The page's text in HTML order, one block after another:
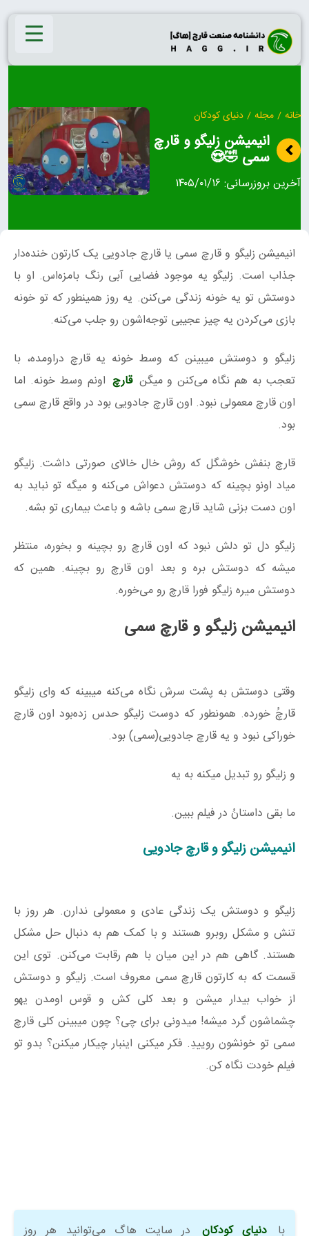
Skip
content
خانه / مجله / دنیای کودکان
انیمیشن زلیگو و قارچ
سمی 🤣😍
آخرین بروزرسانی: ۱۴۰۵/۰۱/۱۶
انیمیشن زلیگو و قارچ سمی یا قارچ جادویی یک کارتون خنده‌دار
جذاب است. زلیگو یه موجود فضایی آبی رنگ بامزه‌اس. او با
دوستش تو یه خونه زندگی می‌کنن. یه روز همینطور که تو خونه
بازی می‌کردن یه چیز عجیبی توجه‌اشون رو جلب می‌کنه.
زلیگو و دوستش میبینن که وسط خونه یه قارچ دراومده، با
تعجب به هم نگاه می‌کنن و میگن قارچ اونم وسط خونه. اما
اون قارچ‌ معمولی نبود. اون قارچ جادویی بود در واقع قارچ سمی
بود.
قارچ‌ بنفش خوشگل که روش خال خالای صورتی داشت. زلیگو
میاد اونو بچینه که دوستش دعواش می‌کنه و میگه تو نباید به
اون دست بزنی شاید قارچ سمی باشه و باعث بیماری تو بشه.
زلیگو دل تو دلش نبود که اون قارچ رو بچینه و بخوره، منتظر
میشه که دوستش بره و بعد اون قارچ رو بچینه. همین که
دوستش میره زلیگو فورا قارچ رو می‌خوره.
انیمیشن زلیگو و قارچ سمی
وقتی دوستش به پشت سرش نگاه می‌کنه میبینه که وای زلیگو
قارچ‌ُ خورده. همونطور که دوست زلیگو حدس زده‌بود اون قارچ
خوراکی نبود و یه قارچ جادویی(سمی) بود.
و زلیگو رو تبدیل میکنه به یه
ما بقی داستانُ در فیلم ببین.
انیمیشن زلیگو و قارچ جادویی
زلیگو و دوستش یک زندگی عادی و معمولی ندارن. هر روز با
تنش و مشکل روبرو هستند و با کمک هم به دنبال حل مشکل
هستند. گاهی هم در این میان با هم رقابت می‌کنن. توی این
قسمت که به کارتون قارچ سمی معروف است. زلیگو و دوستش
از خواب بیدار میشن و بعد کلی کش و قوس اومدن یهو
چشماشون گرد میشه! میدونی برای چی؟ چون میبینن کلی قارچ
سمی تو خونشون روییدِ. فکر میکنی اینبار چیکار میکنن؟ بدو تو
فیلم خودت نگاه کن.
با دنیای کودکان در سایت هاگ می‌توانید هر روز